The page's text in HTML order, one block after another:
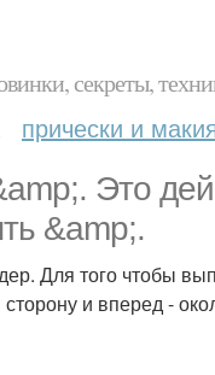
секреты,
прически и
Это
&amp;.
Для того чтобы
и вперед -